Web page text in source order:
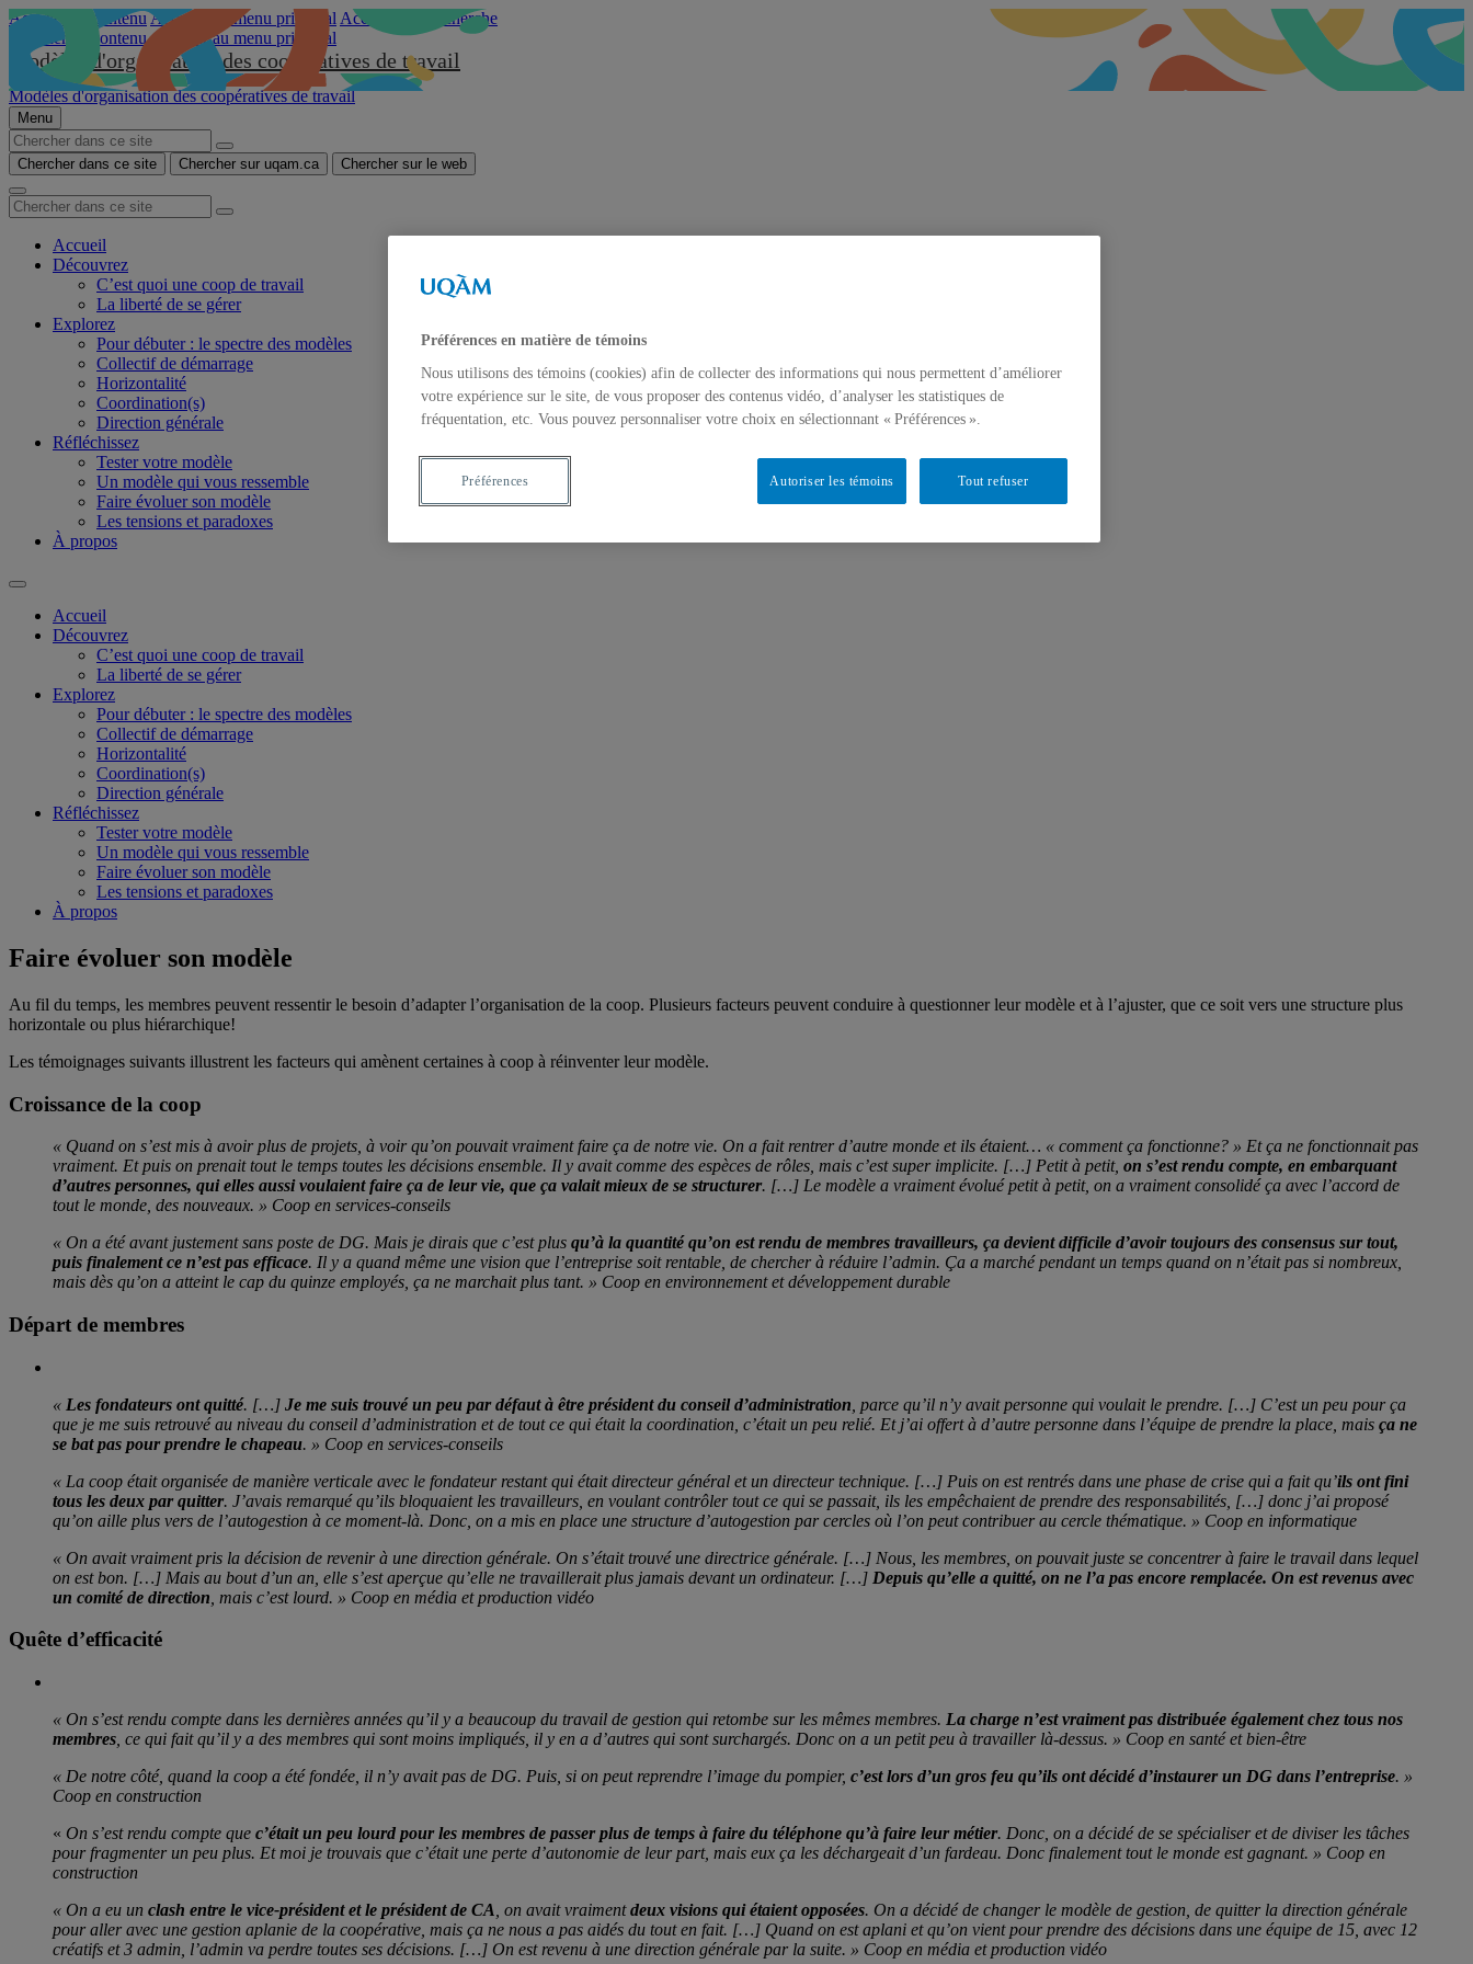
Accéder au contenuAccéder au menu principal Accéder à la recherche
Accéder au contenuAccéder au menu principal
Modèles d'organisation des coopératives de travail
Modèles d'organisation des coopératives de travail
Menu
Chercher dans ce site Chercher sur uqam.ca Chercher sur le web
Accueil
Découvrez
C’est quoi une coop de travail
La liberté de se gérer
Explorez
Pour débuter : le spectre des modèles
Collectif de démarrage
Horizontalité
Coordination(s)
Direction générale
Réfléchissez
Tester votre modèle
Un modèle qui vous ressemble
Faire évoluer son modèle
Les tensions et paradoxes
À propos
Accueil
Découvrez
C’est quoi une coop de travail
La liberté de se gérer
Explorez
Pour débuter : le spectre des modèles
Collectif de démarrage
Horizontalité
Coordination(s)
Direction générale
Réfléchissez
Tester votre modèle
Un modèle qui vous ressemble
Faire évoluer son modèle
Les tensions et paradoxes
À propos
Faire évoluer son modèle
Au fil du temps, les membres peuvent ressentir le besoin d’adapter l’organisation de la coop. Plusieurs facteurs peuvent conduire à questionner leur modèle et à l’ajuster, que ce soit vers une structure plus
horizontale ou plus hiérarchique!
Les témoignages suivants illustrent les facteurs qui amènent certaines à coop à réinventer leur modèle.
Croissance de la coop
« Quand on s’est mis à avoir plus de projets, à voir qu’on pouvait vraiment faire ça de notre vie. On a fait rentrer d’autre monde et ils étaient… « comment ça fonctionne? » Et ça ne fonctionnait pas
vraiment. Et puis on prenait tout le temps toutes les décisions ensemble. Il y avait comme des espèces de rôles, mais c’est super implicite. […] Petit à petit, on s’est rendu compte, en embarquant
d’autres personnes, qui elles aussi voulaient faire ça de leur vie, que ça valait mieux de se structurer. […] Le modèle a vraiment évolué petit à petit, on a vraiment consolidé ça avec l’accord de
tout le monde, des nouveaux. » Coop en services-conseils
« On a été avant justement sans poste de DG. Mais je dirais que c’est plus qu’à la quantité qu’on est rendu de membres travailleurs, ça devient difficile d’avoir toujours des consensus sur tout,
puis finalement ce n’est pas efficace. Il y a quand même une vision que l’entreprise soit rentable, de chercher à réduire l’admin. Ça a marché pendant un temps quand on n’était pas si nombreux,
mais dès qu’on a atteint le cap du quinze employés, ça ne marchait plus tant. » Coop en environnement et développement durable
Départ de membres
« Les fondateurs ont quitté. […] Je me suis trouvé un peu par défaut à être président du conseil d’administration , parce qu’il n’y avait personne qui voulait le prendre. […] C’est un peu pour ça
que je me suis retrouvé au niveau du conseil d’administration et de tout ce qui était la coordination, c’était un peu relié. Et j’ai offert à d’autre personne dans l’équipe de prendre la place, mais ça ne
se bat pas pour prendre le chapeau. » Coop en services-conseils
« La coop était organisée de manière verticale avec le fondateur restant qui était directeur général et un directeur technique. […] Puis on est rentrés dans une phase de crise qui a fait qu’ils ont fini
tous les deux par quitter. J’avais remarqué qu’ils bloquaient les travailleurs, en voulant contrôler tout ce qui se passait, ils les empêchaient de prendre des responsabilités, […] donc j’ai proposé
qu’on aille plus vers de l’autogestion à ce moment-là. Donc, on a mis en place une structure d’autogestion par cercles où l’on peut contribuer au cercle thématique. » Coop en informatique
« On avait vraiment pris la décision de revenir à une direction générale. On s’était trouvé une directrice générale. […] Nous, les membres, on pouvait juste se concentrer à faire le travail dans lequel
on est bon. […] Mais au bout d’un an, elle s’est aperçue qu’elle ne travaillerait plus jamais devant un ordinateur. […] Depuis qu’elle a quitté, on ne l’a pas encore remplacée. On est revenus avec
un comité de direction , mais c’est lourd. » Coop en média et production vidéo
Quête d’efficacité
« On s’est rendu compte dans les dernières années qu’il y a beaucoup du travail de gestion qui retombe sur les mêmes membres. La charge n’est vraiment pas distribuée également chez tous nos
membres , ce qui fait qu’il y a des membres qui sont moins impliqués, il y en a d’autres qui sont surchargés. Donc on a un petit peu à travailler là-dessus. » Coop en santé et bien-être
« De notre côté, quand la coop a été fondée, il n’y avait pas de DG. Puis, si on peut reprendre l’image du pompier, c’est lors d’un gros feu qu’ils ont décidé d’instaurer un DG dans l’entreprise. »
Coop en construction
« On s’est rendu compte que c’était un peu lourd pour les membres de passer plus de temps à faire du téléphone qu’à faire leur métier. Donc, on a décidé de se spécialiser et de diviser les tâches
pour fragmenter un peu plus. Et moi je trouvais que c’était une perte d’autonomie de leur part, mais eux ça les déchargeait d’un fardeau. Donc finalement tout le monde est gagnant. » Coop en
construction
« On a eu un clash entre le vice-président et le président de CA , on avait vraimentdeux visions qui étaient opposées. On a décidé de changer le modèle de gestion, de quitter la direction générale
pour aller avec une gestion aplanie de la coopérative, mais ça ne nous a pas aidés du tout en fait. […] Quand on est aplani et qu’on vient pour prendre des décisions dans une équipe de 15, avec 12
créatifs et 3 admin, l’admin va perdre toutes ses décisions. […] On est revenu à une direction générale par la suite. » Coop en média et production vidéo
Préférences en matière de témoins
Nous utilisons des témoins (cookies) afin de collecter des informations qui nous permettent d’améliorer
votre expérience sur le site, de vous proposer des contenus vidéo, d’analyser les statistiques de
fréquentation, etc. Vous pouvez personnaliser votre choix en sélectionnant « Préférences ».
Tout refuser
Autoriser les témoins
Préférences